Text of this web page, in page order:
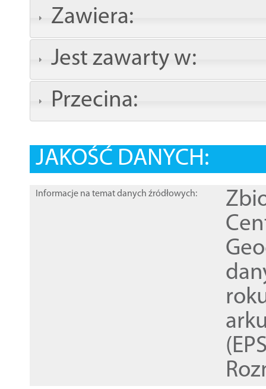
Zawiera:
Jest zawarty w:
Przecina:
JAKOŚĆ DANYCH:
Informacje na temat danych źródłowych: